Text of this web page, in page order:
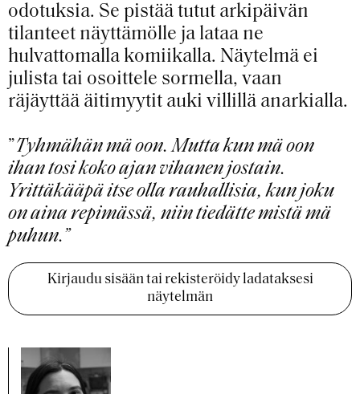
odotuksia. Se pistää tutut arkipäivän
tilanteet näyttämölle ja lataa ne
hulvattomalla komiikalla. Näytelmä ei
julista tai osoittele sormella, vaan
räjäyttää äitimyytit auki villillä anarkialla.
”Tyhmähän mä oon. Mutta kun mä oon
ihan tosi koko ajan vihanen jostain.
Yrittäkääpä itse olla rauhallisia, kun joku
on aina repimässä, niin tiedätte mistä mä
puhun.”
Kirjaudu sisään tai rekisteröidy ladataksesi
näytelmän